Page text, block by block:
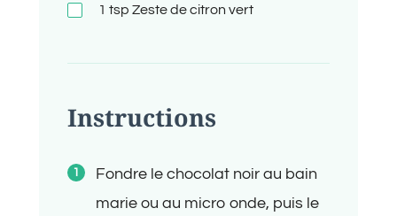
1 tsp Zeste de citron vert
Instructions
Fondre le chocolat noir au bain
marie ou au micro onde, puis le